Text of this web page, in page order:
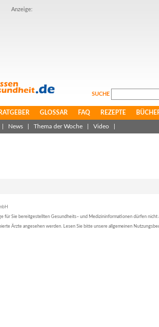
Anzeige:
SUCHE
RATGEBER GLOSSAR FAQ REZEPTE
News Thema der Woche Video
für Sie bereitgestellten Gesundheits– und Medizininformationen dürfen nicht
Ärzte angesehen werden. Lesen Sie bitte unsere allgemeinen